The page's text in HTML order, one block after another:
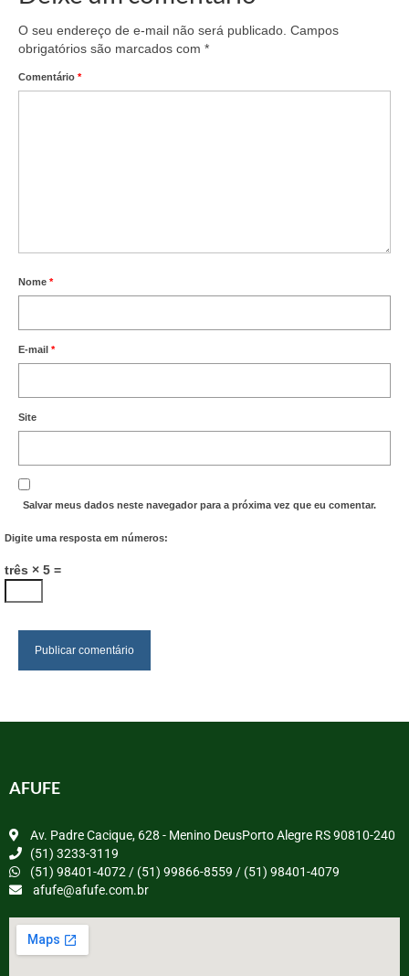
O seu endereço de e-mail não será publicado. Campos
obrigatórios são marcados com *
Comentário *
Nome *
E-mail *
Site
Salvar meus dados neste navegador para a próxima vez que eu comentar.
Digite uma resposta em números:
três × 5 =
AFUFE
Av. Padre Cacique, 628 - Menino DeusPorto Alegre RS 90810-240
(51) 3233-3119
(51) 98401-4072 / (51) 99866-8559 / (51) 98401-4079
afufe@afufe.com.br